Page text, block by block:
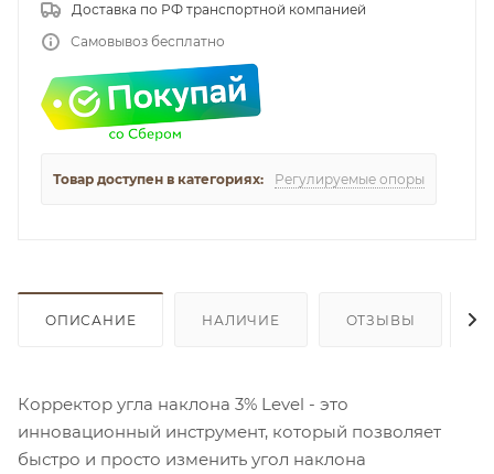
Доставка по РФ транспортной компанией
Самовывоз бесплатно
Товар доступен в категориях: Регулируемые опоры
ОПИСАНИЕ НАЛИЧИЕ ОТЗЫВЫ
Корректор угла наклона 3% Level - это
инновационный инструмент, который позволяет
быстро и просто изменить угол наклона